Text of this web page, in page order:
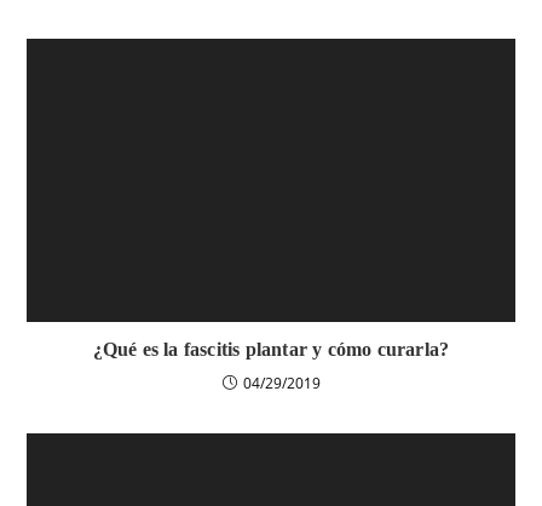
¿Qué es la fascitis plantar y cómo curarla?
04/29/2019